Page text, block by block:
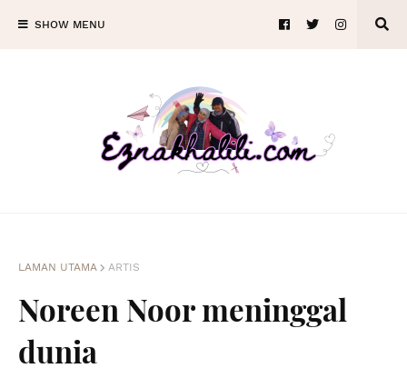
SHOW MENU
LAMAN UTAMA ARTIS
Noreen Noor meninggal
dunia